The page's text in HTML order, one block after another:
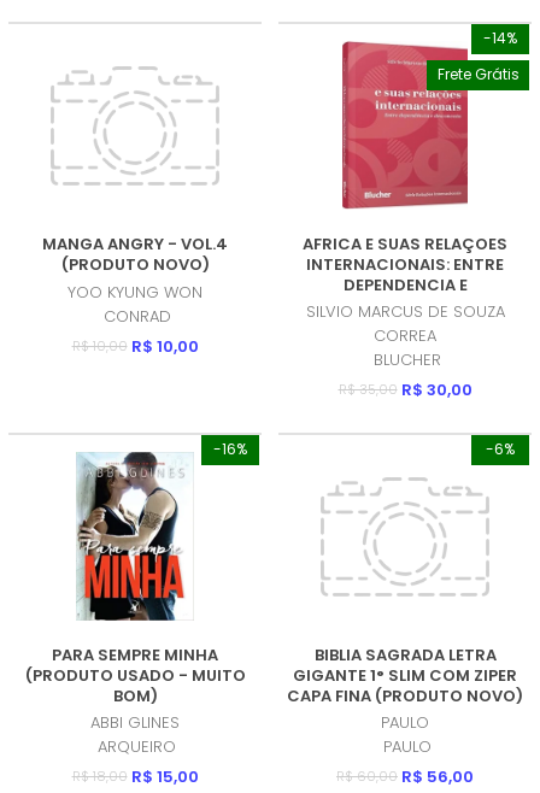
MANGA ANGRY - VOL.4
(PRODUTO NOVO)
YOO KYUNG WON
CONRAD
R$ 10,00 R$ 10,00
-14%
Frete Grátis
AFRICA E SUAS RELAÇOES
INTERNACIONAIS: ENTRE
DEPENDENCIA E
DESCONEXAO (PRODUTO
NOVO)
SILVIO MARCUS DE SOUZA
CORREA
BLUCHER
R$ 35,00 R$ 30,00
-16%
PARA SEMPRE MINHA
(PRODUTO USADO - MUITO
BOM)
ABBI GLINES
ARQUEIRO
R$ 18,00 R$ 15,00
-6%
BIBLIA SAGRADA LETRA
GIGANTE 1° SLIM COM ZIPER
CAPA FINA (PRODUTO NOVO)
PAULO
PAULO
R$ 60,00 R$ 56,00